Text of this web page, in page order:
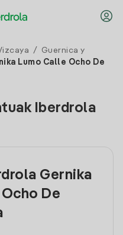
/
Guernica y
Lumo Calle Ocho De
Iberdrola
Gernika
De